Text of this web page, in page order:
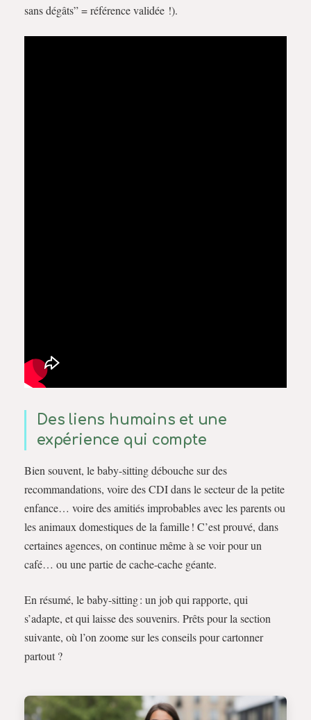
sans dégâts” = référence validée !).
Des liens humains et une
expérience qui compte
Bien souvent, le baby-sitting débouche sur des
recommandations, voire des CDI dans le secteur de la petite
enfance… voire des amitiés improbables avec les parents ou
les animaux domestiques de la famille ! C’est prouvé, dans
certaines agences, on continue même à se voir pour un
café… ou une partie de cache-cache géante.
En résumé, le baby-sitting : un job qui rapporte, qui
s’adapte, et qui laisse des souvenirs. Prêts pour la section
suivante, où l’on zoome sur les conseils pour cartonner
partout ?